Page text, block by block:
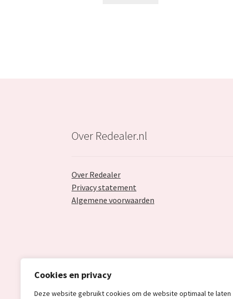
Cookies en privacy
Deze website gebruikt cookies om de website optimaal te laten
Over Redealer.nl
Over Redealer
Privacy statement
Algemene voorwaarden